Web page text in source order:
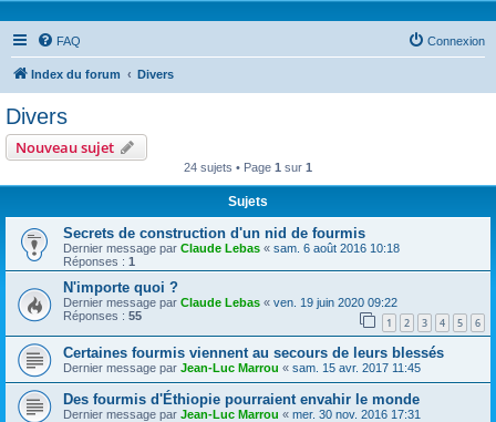
FAQ Connexion
Index du forum Divers
Divers
Nouveau sujet
24 sujets • Page 1 sur 1
Sujets
Secrets de construction d'un nid de fourmis
Dernier message par Claude Lebas « sam. 6 août 2016 10:18
Réponses : 1
N'importe quoi ?
Dernier message par Claude Lebas « ven. 19 juin 2020 09:22
Réponses : 55 1 2 3 4 5 6
Certaines fourmis viennent au secours de leurs blessés
Dernier message par Jean-Luc Marrou « sam. 15 avr. 2017 11:45
Des fourmis d'Éthiopie pourraient envahir le monde
Dernier message par Jean-Luc Marrou « mer. 30 nov. 2016 17:31